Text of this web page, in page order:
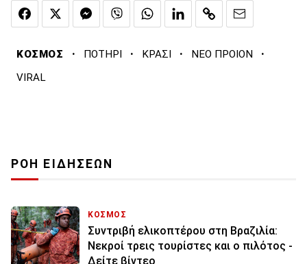
ΚΟΣΜΟΣ · ΠΟΤΗΡΙ · ΚΡΑΣΙ · ΝΕΟ ΠΡΟΙΟΝ ·
VIRAL
ΡΟΗ ΕΙΔΗΣΕΩΝ
ΚΟΣΜΟΣ
Συντριβή ελικοπτέρου στη Βραζιλία:
Νεκροί τρεις τουρίστες και ο πιλότος -
Δείτε βίντεο